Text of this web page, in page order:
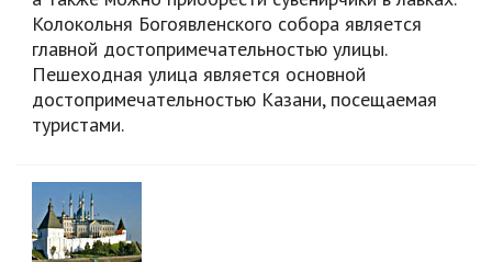
Колокольня Богоявленского собора является
главной достопримечательностью улицы.
Пешеходная улица является основной
достопримечательностью Казани, посещаемая
туристами.